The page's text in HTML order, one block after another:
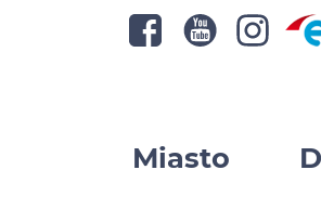
Miasto